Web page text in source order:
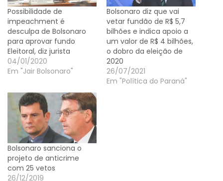
Possibilidade de
impeachment é
desculpa de Bolsonaro
para aprovar fundo
Eleitoral, diz jurista
04/01/2020
Em "Jair Bolsonaro"
Bolsonaro diz que vai
vetar fundão de R$ 5,7
bilhões e indica apoio a
um valor de R$ 4 bilhões,
o dobro da eleição de
2020
26/07/2021
Em "Política do Paraná"
Bolsonaro sanciona o
projeto de anticrime
com 25 vetos
26/12/2019